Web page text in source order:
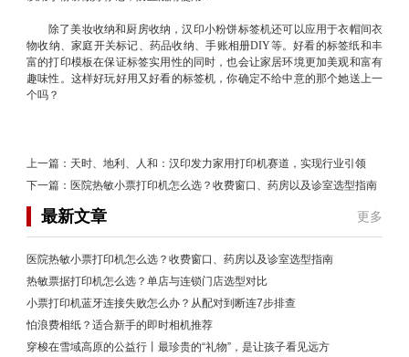
除了美妆收纳和厨房收纳，汉印小粉饼标签机还可以应用于衣帽间衣
物收纳、家庭开关标记、药品收纳、手账相册DIY等。好看的标签纸和丰
富的打印模板在保证标签实用性的同时，也会让家居环境更加美观和富有
趣味性。这样好玩好用又好看的标签机，你确定不给中意的那个她送上一
个吗？
上一篇： 天时、地利、人和：汉印发力家用打印机赛道，实现行业引领
下一篇： 医院热敏小票打印机怎么选？收费窗口、药房以及诊室选型指南
最新文章 更多
医院热敏小票打印机怎么选？收费窗口、药房以及诊室选型指南
热敏票据打印机怎么选？单店与连锁门店选型对比
小票打印机蓝牙连接失败怎么办？从配对到断连7步排查
怕浪费相纸？适合新手的即时相机推荐
穿梭在雪域高原的公益行丨最珍贵的“礼物”，是让孩子看见远方